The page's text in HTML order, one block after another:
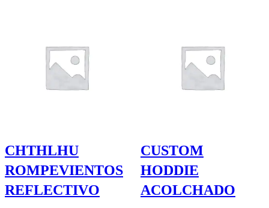
CHTHLHU
ROMPEVIENTOS
REFLECTIVO
CUSTOM
HODDIE
ACOLCHADO